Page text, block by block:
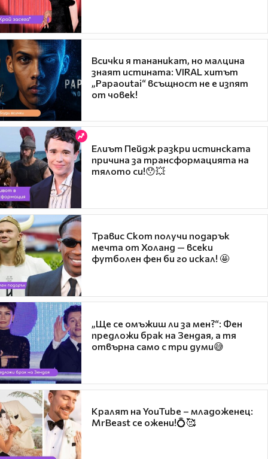
Всички я тананикат, но малцина
знаят истината: VIRAL хитът
„Papaoutai“ всъщност не е изпят
от човек!
Елиът Пейдж разкри истинската
причина за трансформацията на
тялото си!😯💥
Травис Скот получи подарък
мечта от Холанд — всеки
футболен фен би го искал! 🤩
„Ще се омъжиш ли за мен?“: Фен
предложи брак на Зендая, а тя
отвърна само с три думи😅
Кралят на YouTube – младоженец:
MrBeast се ожени!💍🥰